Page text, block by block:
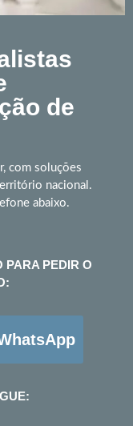
de
com soluções
nacional.
abaixo.
PARA PEDIR O